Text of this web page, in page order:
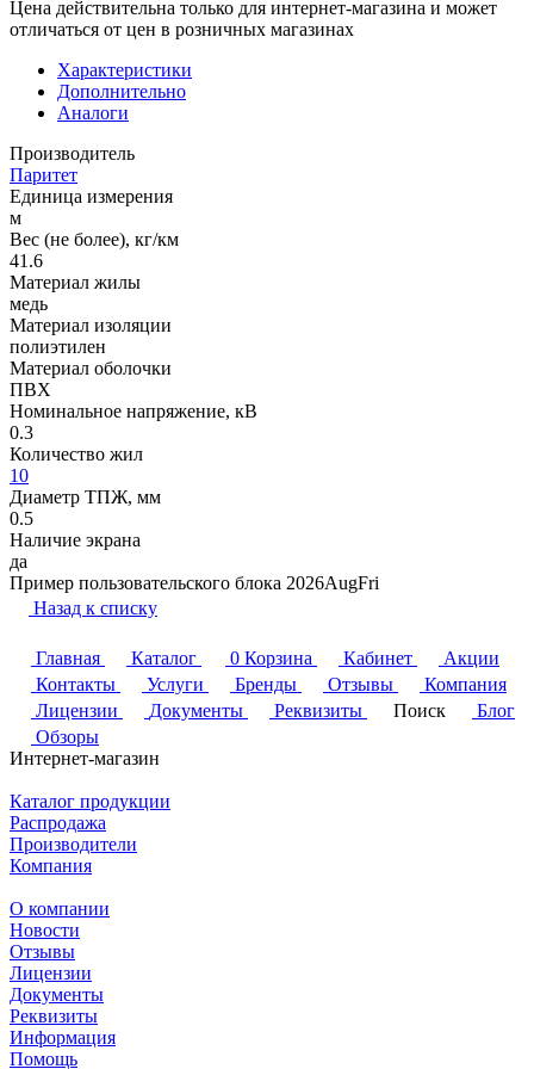
Цена действительна только для интернет-магазина и может
отличаться от цен в розничных магазинах
Характеристики
Дополнительно
Аналоги
Производитель
Паритет
Единица измерения
м
Вес (не более), кг/км
41.6
Материал жилы
медь
Материал изоляции
полиэтилен
Материал оболочки
ПВХ
Номинальное напряжение, кВ
0.3
Количество жил
10
Диаметр ТПЖ, мм
0.5
Наличие экрана
да
Пример пользовательского блока 2026AugFri
Назад к списку
Главная Каталог 0 Корзина Кабинет
Акции
Контакты
Услуги Бренды Отзывы
Компания
Лицензии
Документы Реквизиты Поиск
Блог
Обзоры
Интернет-магазин
Каталог продукции
Распродажа
Производители
Компания
О компании
Новости
Отзывы
Лицензии
Документы
Реквизиты
Информация
Помощь